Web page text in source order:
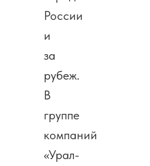
России
и
за
рубеж.
В
группе
компаний
«Урал-